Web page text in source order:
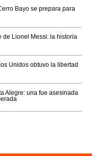
Bayo se prepara para
de Lionel Messi: la historia
Unidos obtuvo la libertad
Alegre: una fue asesinada